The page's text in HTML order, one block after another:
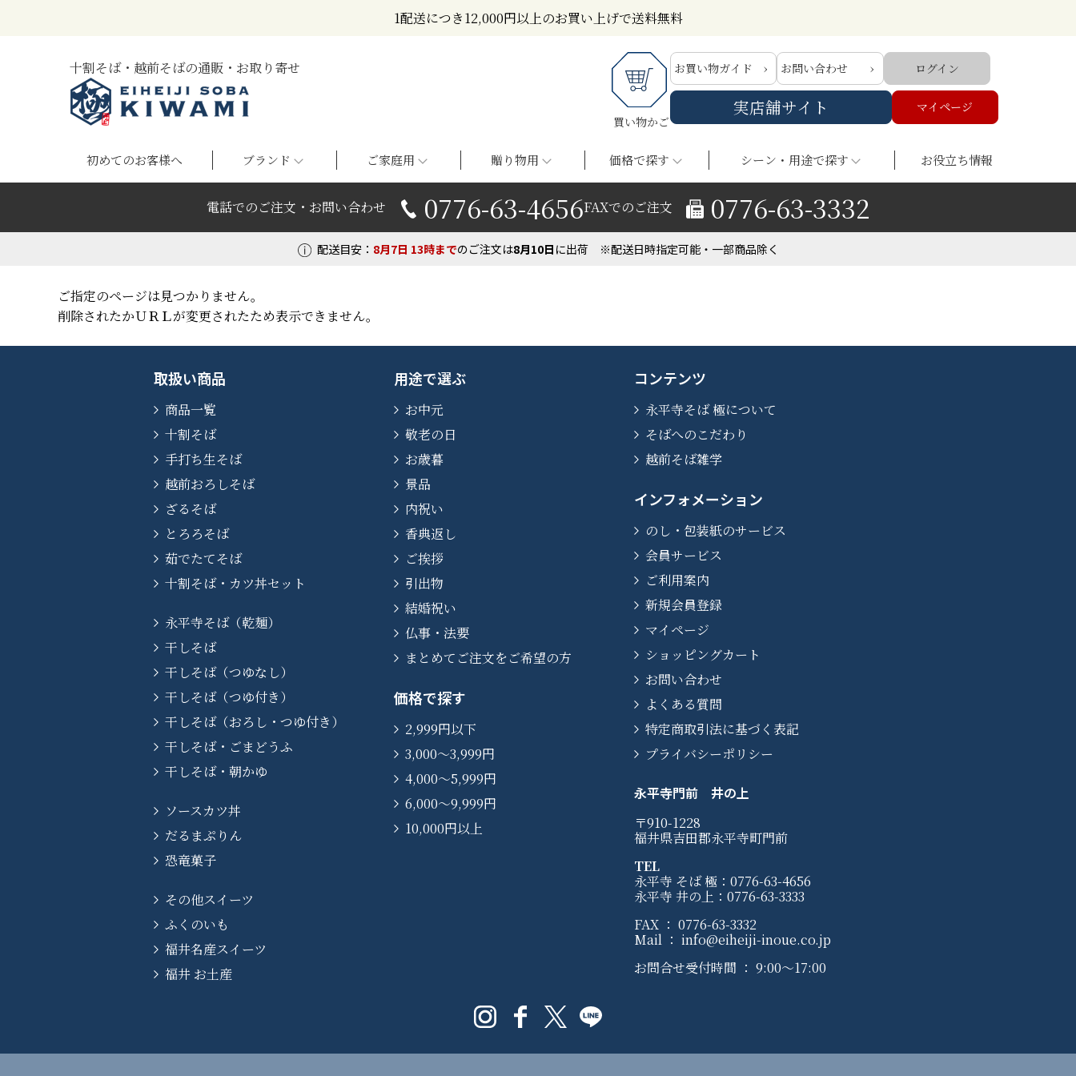
1配送につき12,000円以上のお買い上げで送料無料
十割そば・越前そばの通販・お取り寄せ
買い物かご
お買い物ガイド お問い合わせ ログイン
実店舗サイト マイページ
初めてのお客様へ ブランド ご家庭用 贈り物用 価格で探す シーン・用途で探す お役立ち情報
電話でのご注文・お問い合わせ 0776-63-4656FAXでのご注文 0776-63-3332
配送目安： 8月7日 13時までのご注文は8月10日 に出荷 ※配送日時指定可能・一部商品除く
ご指定のページは見つかりません。
削除されたかＵＲＬが変更されたため表示できません。
取扱い商品
商品一覧
十割そば
手打ち生そば
越前おろしそば
ざるそば
とろろそば
茹でたてそば
十割そば・カツ丼セット
永平寺そば（乾麺）
干しそば
干しそば（つゆなし）
干しそば（つゆ付き）
干しそば（おろし・つゆ付き）
干しそば・ごまどうふ
干しそば・朝かゆ
ソースカツ丼
だるまぷりん
恐竜菓子
その他スイーツ
ふくのいも
福井名産スイーツ
福井 お土産
用途で選ぶ
お中元
敬老の日
お歳暮
景品
内祝い
香典返し
ご挨拶
引出物
結婚祝い
仏事・法要
まとめてご注文をご希望の方
価格で探す
2,999円以下
3,000〜3,999円
4,000〜5,999円
6,000〜9,999円
10,000円以上
コンテンツ
永平寺そば 極について
そばへのこだわり
越前そば雑学
インフォメーション
のし・包装紙のサービス
会員サービス
ご利用案内
新規会員登録
マイページ
ショッピングカート
お問い合わせ
よくある質問
特定商取引法に基づく表記
プライバシーポリシー
永平寺門前 井の上
〒910-1228
福井県吉田郡永平寺町門前
TEL
永平寺 そば 極：0776-63-4656
永平寺 井の上：0776-63-3333
FAX ： 0776-63-3332
Mail ： info@eiheiji-inoue.co.jp
お問合せ受付時間 ： 9:00〜17:00